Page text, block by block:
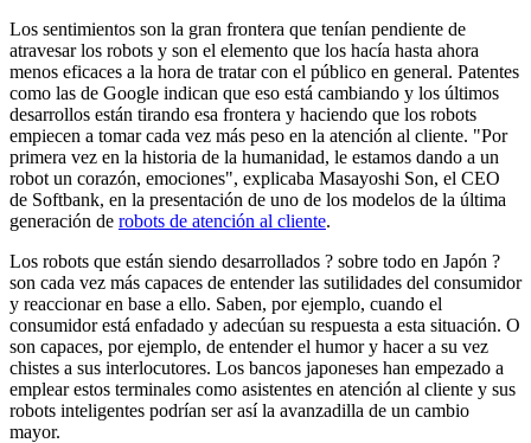
Los sentimientos son la gran frontera que tenían pendiente de
atravesar los robots y son el elemento que los hacía hasta ahora
menos eficaces a la hora de tratar con el público en general. Patentes
como las de Google indican que eso está cambiando y los últimos
desarrollos están tirando esa frontera y haciendo que los robots
empiecen a tomar cada vez más peso en la atención al cliente. "Por
primera vez en la historia de la humanidad, le estamos dando a un
robot un corazón, emociones", explicaba Masayoshi Son, el CEO
de Softbank, en la presentación de uno de los modelos de la última
generación de robots de atención al cliente.
Los robots que están siendo desarrollados ? sobre todo en Japón ?
son cada vez más capaces de entender las sutilidades del consumidor
y reaccionar en base a ello. Saben, por ejemplo, cuando el
consumidor está enfadado y adecúan su respuesta a esta situación. O
son capaces, por ejemplo, de entender el humor y hacer a su vez
chistes a sus interlocutores. Los bancos japoneses han empezado a
emplear estos terminales como asistentes en atención al cliente y sus
robots inteligentes podrían ser así la avanzadilla de un cambio
mayor.